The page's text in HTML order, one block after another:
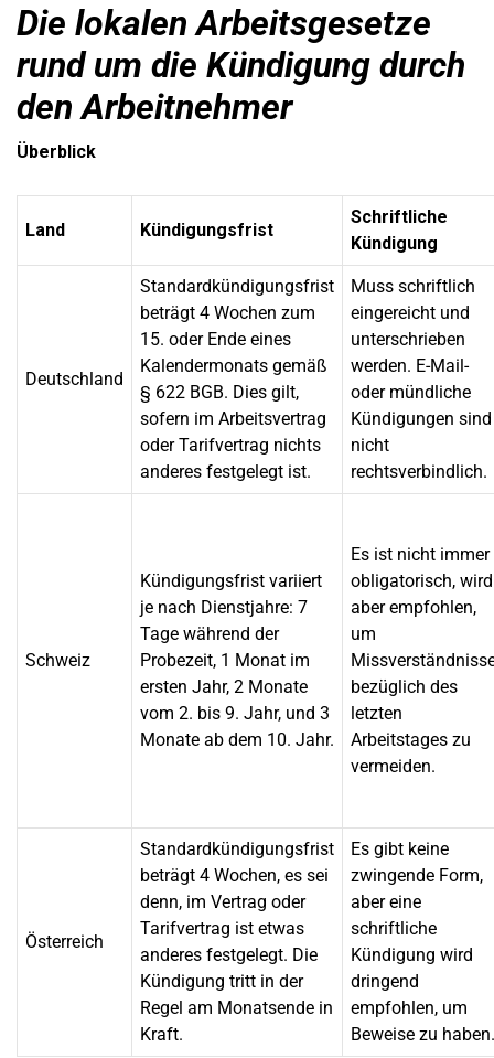
Die lokalen Arbeitsgesetze
rund um die Kündigung durch
den Arbeitnehmer
Überblick
Land Kündigungsfrist
Schriftliche
Kündigung
Deutschland
Standardkündigungsfrist
beträgt 4 Wochen zum
15. oder Ende eines
Kalendermonats gemäß
§ 622 BGB. Dies gilt,
sofern im Arbeitsvertrag
oder Tarifvertrag nichts
anderes festgelegt ist.
Muss schriftlich
eingereicht und
unterschrieben
werden. E-Mail-
oder mündliche
Kündigungen sind
nicht
rechtsverbindlich.
Schweiz
Kündigungsfrist variiert
je nach Dienstjahre: 7
Tage während der
Probezeit, 1 Monat im
ersten Jahr, 2 Monate
vom 2. bis 9. Jahr, und 3
Monate ab dem 10. Jahr.
Es ist nicht immer
obligatorisch, wird
aber empfohlen,
um
bezüglich des
letzten
Arbeitstages zu
vermeiden.
Österreich
Standardkündigungsfrist
beträgt 4 Wochen, es sei
denn, im Vertrag oder
Tarifvertrag ist etwas
anderes festgelegt. Die
Kündigung tritt in der
Regel am Monatsende in
Kraft.
Es gibt keine
zwingende Form,
aber eine
schriftliche
Kündigung wird
dringend
empfohlen, um
Beweise zu haben.